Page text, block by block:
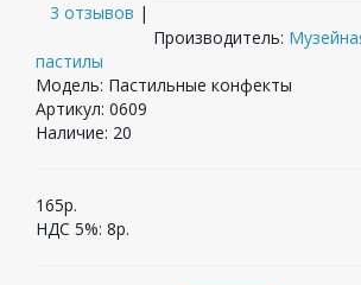
3 отзывов |
Производитель:
пастилы
Модель: Пастильные конфекты
Артикул: 0609
Наличие: 20
165р.
НДС 5%: 8р.